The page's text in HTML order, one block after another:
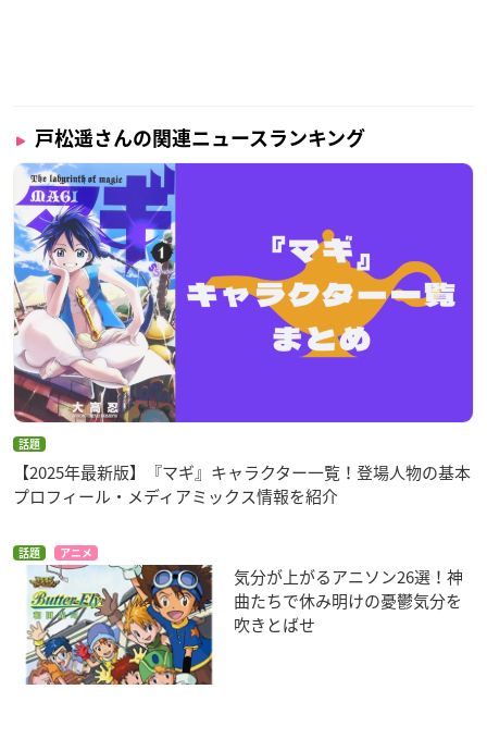
戸松遥さんの関連ニュースランキング
話題
【2025年最新版】『マギ』キャラクター一覧！登場人物の基本
プロフィール・メディアミックス情報を紹介
話題 アニメ
気分が上がるアニソン26選！神
曲たちで休み明けの憂鬱気分を
吹きとばせ